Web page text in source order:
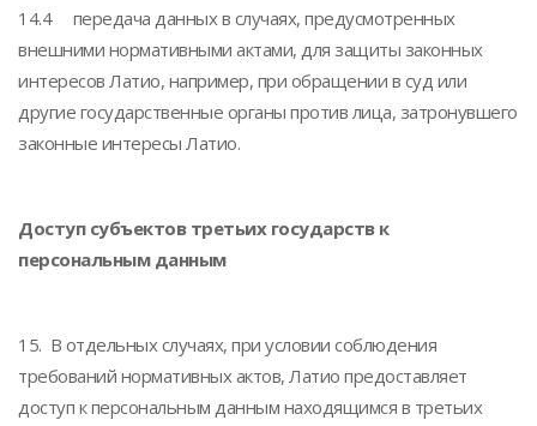
14.4 передача данных в случаях, предусмотренных
внешними нормативными актами, для защиты законных
интересов Латио, например, при обращении в суд или
другие государственные органы против лица, затронувшего
законные интересы Латио.
Доступ субъектов третьих государств к
персональным данным
15. В отдельных случаях, при условии соблюдения
требований нормативных актов, Латио предоставляет
доступ к персональным данным находящимся в третьих